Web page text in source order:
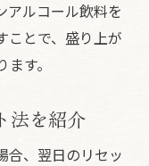
アルコール飲料を
ことで、盛り上が
す。
法を紹介
合、翌日のリセッ